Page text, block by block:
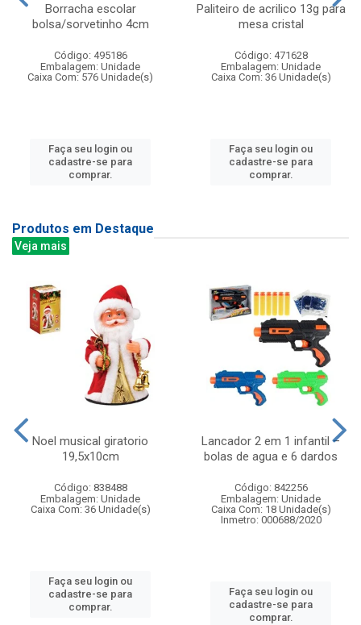
Borracha escolar
bolsa/sorvetinho 4cm
Código: 495186
Embalagem: Unidade
Caixa Com: 576 Unidade(s)
Faça seu login ou
cadastre-se para
comprar.
Paliteiro de acrilico 13g para
mesa cristal
Código: 471628
Embalagem: Unidade
Caixa Com: 36 Unidade(s)
Faça seu login ou
cadastre-se para
comprar.
Produtos em Destaque
Veja mais
Noel musical giratorio
19,5x10cm
Código: 838488
Embalagem: Unidade
Caixa Com: 36 Unidade(s)
Faça seu login ou
cadastre-se para
comprar.
Lancador 2 em 1 infantil –
bolas de agua e 6 dardos
Código: 842256
Embalagem: Unidade
Caixa Com: 18 Unidade(s)
Inmetro: 000688/2020
Faça seu login ou
cadastre-se para
comprar.